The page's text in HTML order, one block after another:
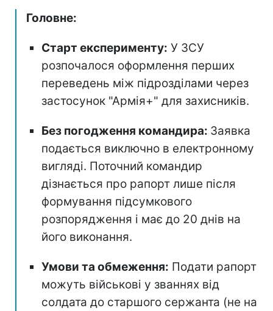
Головне:
Старт експерименту: У ЗСУ
розпочалося оформлення перших
переведень між підрозділами через
застосунок "Армія+" для захисників.
Без погодження командира: Заявка
подається виключно в електронному
вигляді. Поточний командир
дізнається про рапорт лише після
формування підсумкового
розпорядження і має до 20 днів на
його виконання.
Умови та обмеження: Подати рапорт
можуть військові у званнях від
солдата до старшого сержанта (не на